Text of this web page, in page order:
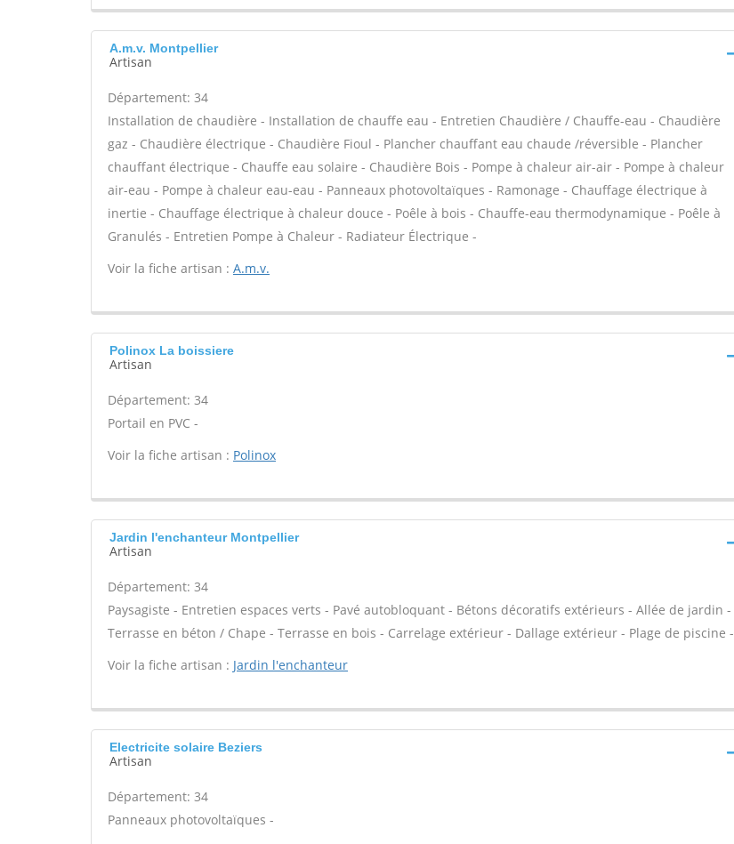
A.m.v. Montpellier
Artisan
Département: 34
Installation de chaudière - Installation de chauffe eau - Entretien Chaudière / Chauffe-eau - Chaudière
gaz - Chaudière électrique - Chaudière Fioul - Plancher chauffant eau chaude /réversible - Plancher
chauffant électrique - Chauffe eau solaire - Chaudière Bois - Pompe à chaleur air-air - Pompe à chaleur
air-eau - Pompe à chaleur eau-eau - Panneaux photovoltaïques - Ramonage - Chauffage électrique à
inertie - Chauffage électrique à chaleur douce - Poêle à bois - Chauffe-eau thermodynamique - Poêle à
Granulés - Entretien Pompe à Chaleur - Radiateur Électrique -
Voir la fiche artisan : A.m.v.
Polinox La boissiere
Artisan
Département: 34
Portail en PVC -
Voir la fiche artisan : Polinox
Jardin l'enchanteur Montpellier
Artisan
Département: 34
Paysagiste - Entretien espaces verts - Pavé autobloquant - Bétons décoratifs extérieurs - Allée de jardin -
Terrasse en béton / Chape - Terrasse en bois - Carrelage extérieur - Dallage extérieur - Plage de piscine -
Voir la fiche artisan : Jardin l'enchanteur
Electricite solaire Beziers
Artisan
Département: 34
Panneaux photovoltaïques -